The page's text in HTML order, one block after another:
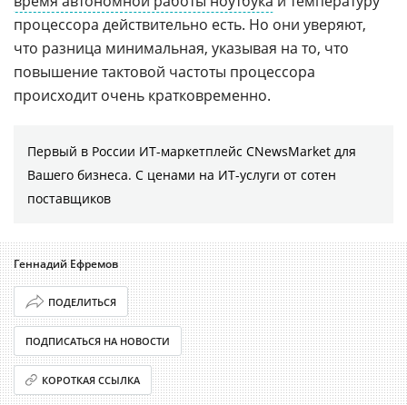
процессора действительно есть. Но они уверяют,
что разница минимальная, указывая на то, что
повышение тактовой частоты процессора
происходит очень кратковременно.
Первый в России ИТ-маркетплейс CNewsMarket для
Вашего бизнеса. С ценами на ИТ-услуги от сотен
поставщиков
Геннадий Ефремов
ПОДЕЛИТЬСЯ
ПОДПИСАТЬСЯ НА НОВОСТИ
КОРОТКАЯ ССЫЛКА